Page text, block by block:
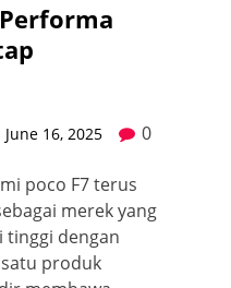
June 16, 2025 0
poco F7 terus
merek yang
tinggi dengan
produk